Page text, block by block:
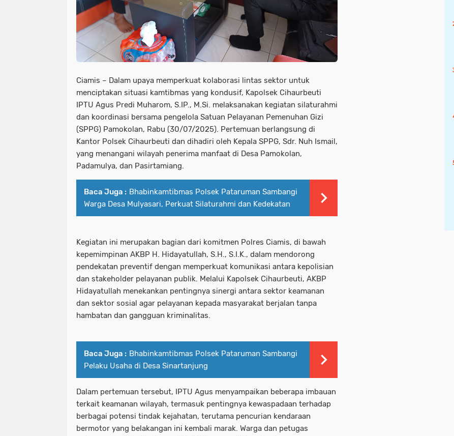
Ciamis – Dalam upaya memperkuat kolaborasi lintas sektor untuk
menciptakan situasi kamtibmas yang kondusif, Kapolsek Cihaurbeuti
IPTU Agus Predi Muharom, S.IP., M.Si. melaksanakan kegiatan silaturahmi
dan koordinasi bersama pengelola Satuan Pelayanan Pemenuhan Gizi
(SPPG) Pamokolan, Rabu (30/07/2025). Pertemuan berlangsung di
Kantor Polsek Cihaurbeuti dan dihadiri oleh Kepala SPPG, Sdr. Nuh Ismail,
yang menangani wilayah penerima manfaat di Desa Pamokolan,
Padamulya, dan Pasirtamiang.
Baca Juga : Bhabinkamtibmas Polsek Pataruman Sambangi
Warga Desa Mulyasari, Perkuat Silaturahmi dan Kedekatan
Kegiatan ini merupakan bagian dari komitmen Polres Ciamis, di bawah
kepemimpinan AKBP H. Hidayatullah, S.H., S.I.K., dalam mendorong
pendekatan preventif dengan memperkuat komunikasi antara kepolisian
dan stakeholder pelayanan publik. Melalui Kapolsek Cihaurbeuti, AKBP
Hidayatullah menekankan pentingnya sinergi antara sektor keamanan
dan sektor sosial agar pelayanan kepada masyarakat berjalan tanpa
hambatan dan gangguan kriminalitas.
Baca Juga : Bhabinkamtibmas Polsek Pataruman Sambangi
Pelaku Usaha di Desa Sinartanjung
Dalam pertemuan tersebut, IPTU Agus menyampaikan beberapa imbauan
terkait keamanan wilayah, termasuk pentingnya kewaspadaan terhadap
berbagai potensi tindak kejahatan, terutama pencurian kendaraan
bermotor yang belakangan ini kembali marak. Warga dan petugas